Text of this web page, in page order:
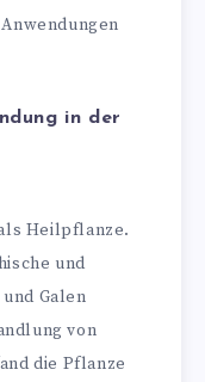
in der
Heilpflanze.
und
Galen
von
die Pflanze